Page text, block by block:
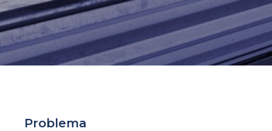
Problema